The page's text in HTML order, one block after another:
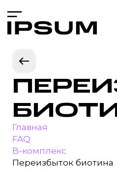
Главная
FAQ
B-комплекс
Переизбыток биотина